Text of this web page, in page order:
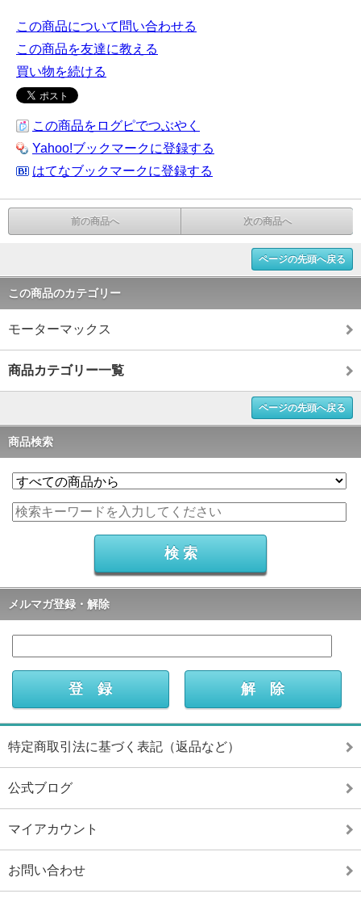
この商品について問い合わせる
この商品を友達に教える
買い物を続ける
この商品をログピでつぶやく
Yahoo!ブックマークに登録する
はてなブックマークに登録する
前の商品へ 次の商品へ
ページの先頭へ戻る
この商品のカテゴリー
モーターマックス
商品カテゴリー一覧
ページの先頭へ戻る
商品検索
メルマガ登録・解除
特定商取引法に基づく表記（返品など）
公式ブログ
マイアカウント
お問い合わせ